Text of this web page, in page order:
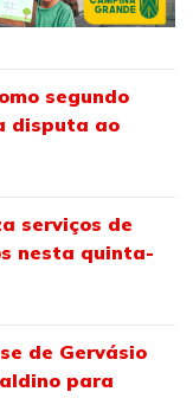
segundo
disputa ao
serviços de
nesta quinta-
de Gervásio
para